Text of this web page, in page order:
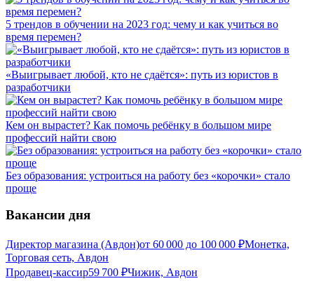
5 трендов в обучении на 2023 год: чему и как учиться во
время перемен?
«Выигрывает любой, кто не сдаётся»: путь из юристов в
разработчики
Кем он вырастет? Как помочь ребёнку в большом мире
профессий найти свою
Без образования: устроиться на работу без «корочки» стало
проще
Вакансии дня
Директор магазина (Авдон)от 60 000 до 100 000 ₽Монетка,
Торговая сеть, Авдон
Продавец-кассир59 700 ₽Чижик, Авдон